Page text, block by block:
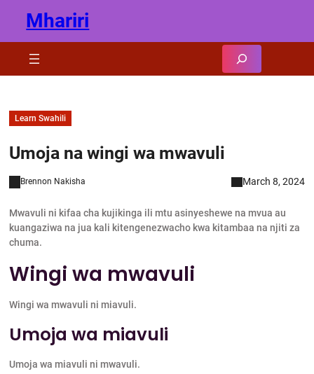
content
Mhariri
Learn Swahili
Umoja na wingi wa mwavuli
Brennon Nakisha March 8, 2024
Mwavuli ni kifaa cha kujikinga ili mtu asinyeshewe na mvua au
kuangaziwa na jua kali kitengenezwacho kwa kitambaa na njiti za
chuma.
Wingi wa mwavuli
Wingi wa mwavuli ni miavuli.
Umoja wa miavuli
Umoja wa miavuli ni mwavuli.